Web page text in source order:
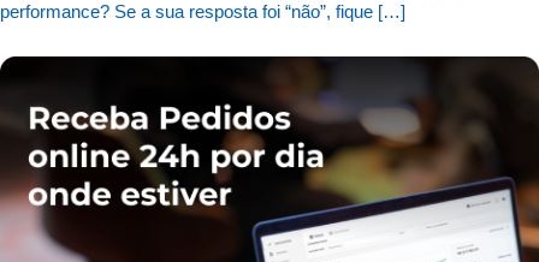
performance? Se a sua resposta foi “não”, fique […]